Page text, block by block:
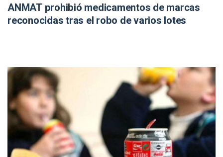
ANMAT prohibió medicamentos de marcas
reconocidas tras el robo de varios lotes